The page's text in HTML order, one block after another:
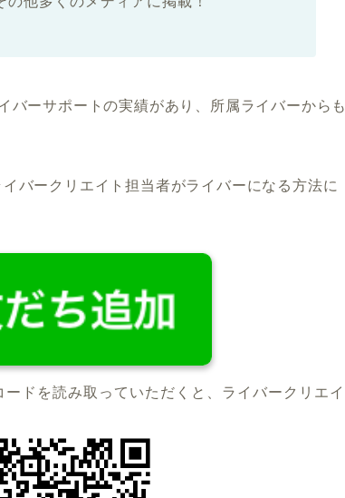
バーサポートの実績があり、所属ライバーからも
バークリエイト担当者がライバーになる方法に
ドを読み取っていただくと、ライバークリエイ